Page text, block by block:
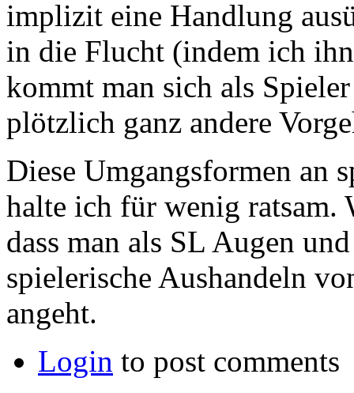
implizit eine Handlung
in die Flucht (indem ich
kommt man sich als
plötzlich ganz andere
Diese Umgangsformen an
halte ich für wenig
dass man als SL Augen
spielerische Aushandeln
angeht.
Login to post comments